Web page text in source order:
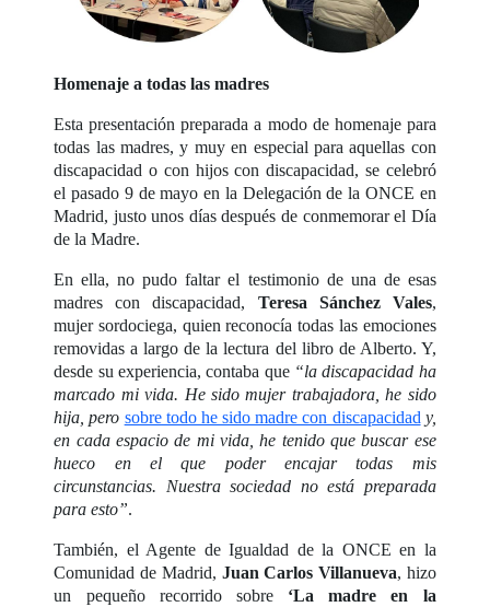
Homenaje a todas las madres
Esta presentación preparada a modo de homenaje para
todas las madres, y muy en especial para aquellas con
discapacidad o con hijos con discapacidad, se celebró
el pasado 9 de mayo en la Delegación de la ONCE en
Madrid, justo unos días después de conmemorar el Día
de la Madre.
En ella, no pudo faltar el testimonio de una de esas
madres con discapacidad, Teresa Sánchez Vales,
mujer sordociega, quien reconocía todas las emociones
removidas a largo de la lectura del libro de Alberto. Y,
desde su experiencia, contaba que “la discapacidad ha
marcado mi vida. He sido mujer trabajadora, he sido
hija, pero sobre todo he sido madre con discapacidad y,
en cada espacio de mi vida, he tenido que buscar ese
hueco en el que poder encajar todas mis
circunstancias. Nuestra sociedad no está preparada
para esto”.
También, el Agente de Igualdad de la ONCE en la
Comunidad de Madrid, Juan Carlos Villanueva, hizo
un pequeño recorrido sobre ‘La madre en la